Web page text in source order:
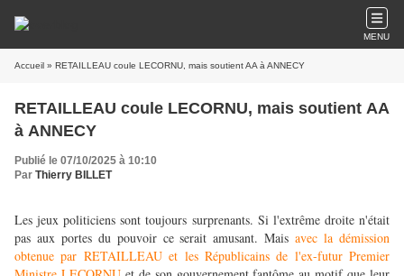
MENU
Accueil » RETAILLEAU coule LECORNU, mais soutient AA à ANNECY
RETAILLEAU coule LECORNU, mais soutient AA
à ANNECY
Publié le 07/10/2025 à 10:10
Par Thierry BILLET
Les jeux politiciens sont toujours surprenants. Si l'extrême droite n'était
pas aux portes du pouvoir ce serait amusant. Mais avec la démission
obtenue par RETAILLEAU et les Républicains de l'ex-futur Premier